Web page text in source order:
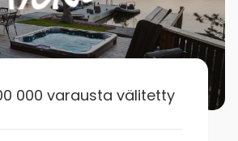
000 varausta välitetty